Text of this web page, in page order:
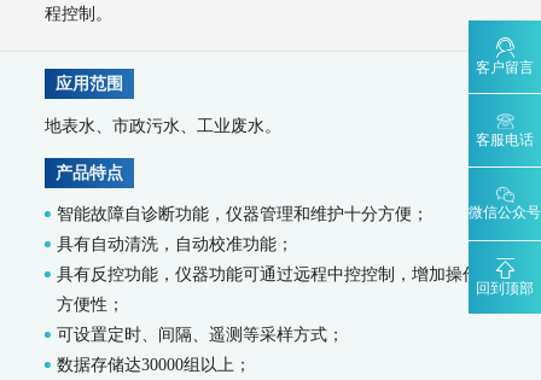
WQMS-900AI-数智化水质在线监测系统
WQMS-900-固定式水质自动监测系统
WQMS-900E-简易式水质自动监测系统
WQMS-900S-小型式水质自动监测系统
WQMS-900F-浮标式水质自动监测系统
WCS-900W-水质移动监测系统
MODEL 9811-高锰酸盐指数水质在线自动监测仪
MODEL 9870-水质自动采样器
MODEL 9001-叶绿素a水质在线自动监测仪
MODEL 9002-藻密度水质在线自动监测仪
污染源水质监测系统
客户留言
客服电话
微信公众号
回到顶部
程控制。
应用范围
地表水、市政污水、工业废水。
产品特点
智能故障自诊断功能，仪器管理和维护十分方便；
具有自动清洗，自动校准功能；
具有反控功能，仪器功能可通过远程中控控制，增加操作
方便性；
可设置定时、间隔、遥测等采样方式；
数据存储达30000组以上；